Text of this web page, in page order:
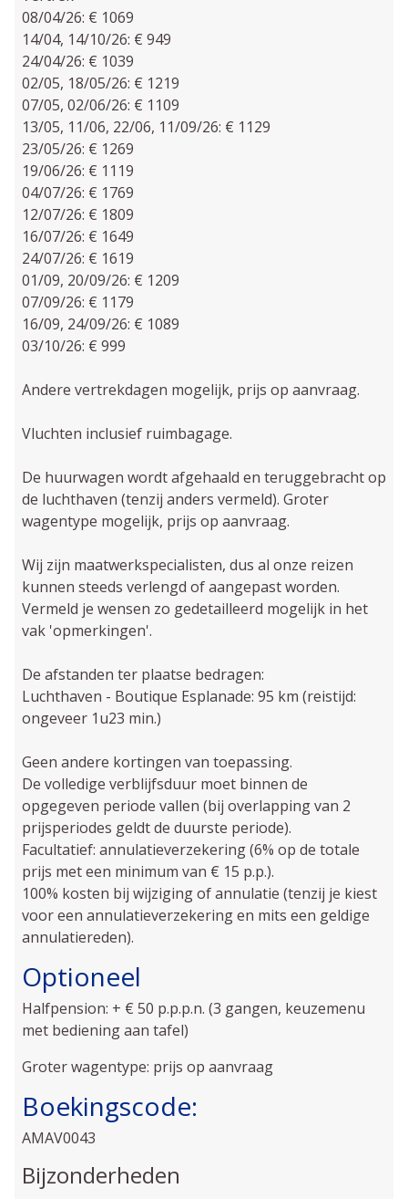
08/04/26: € 1069
14/04, 14/10/26: € 949
24/04/26: € 1039
02/05, 18/05/26: € 1219
07/05, 02/06/26: € 1109
13/05, 11/06, 22/06, 11/09/26: € 1129
23/05/26: € 1269
19/06/26: € 1119
04/07/26: € 1769
12/07/26: € 1809
16/07/26: € 1649
24/07/26: € 1619
01/09, 20/09/26: € 1209
07/09/26: € 1179
16/09, 24/09/26: € 1089
03/10/26: € 999
Andere vertrekdagen mogelijk, prijs op aanvraag.
Vluchten inclusief ruimbagage.
De huurwagen wordt afgehaald en teruggebracht op
de luchthaven (tenzij anders vermeld). Groter
wagentype mogelijk, prijs op aanvraag.
Wij zijn maatwerkspecialisten, dus al onze reizen
kunnen steeds verlengd of aangepast worden.
Vermeld je wensen zo gedetailleerd mogelijk in het
vak 'opmerkingen'.
De afstanden ter plaatse bedragen:
Luchthaven - Boutique Esplanade: 95 km (reistijd:
ongeveer 1u23 min.)
Geen andere kortingen van toepassing.
De volledige verblijfsduur moet binnen de
opgegeven periode vallen (bij overlapping van 2
prijsperiodes geldt de duurste periode).
Facultatief: annulatieverzekering (6% op de totale
prijs met een minimum van € 15 p.p.).
100% kosten bij wijziging of annulatie (tenzij je kiest
voor een annulatieverzekering en mits een geldige
annulatiereden).
Optioneel
Halfpension: + € 50 p.p.p.n. (3 gangen, keuzemenu
met bediening aan tafel)
Groter wagentype: prijs op aanvraag
Boekingscode:
AMAV0043
Bijzonderheden